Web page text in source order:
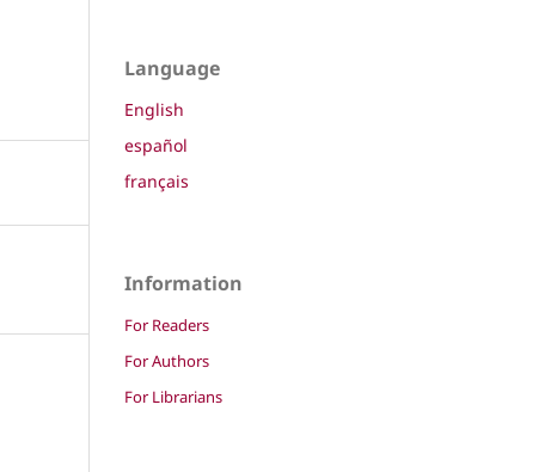
Language
English
español
français
Information
For Readers
For Authors
For Librarians